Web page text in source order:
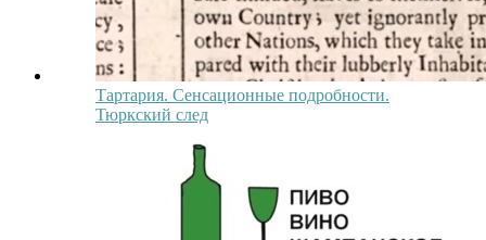
Тартария. Сенсационные подробности.
Тюркский след